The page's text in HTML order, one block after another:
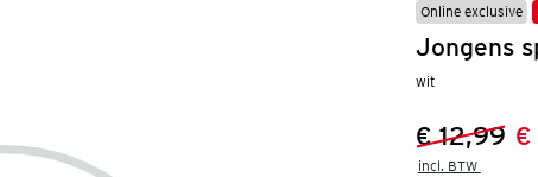
Online exclusive
Jongens
wit
Vorige
€ 12,99
Nieuwe €
incl. BTW